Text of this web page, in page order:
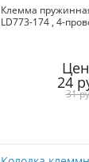
Клемма
LD773-174 , 4-
латунь, сталь.
материал
окружающей
24
31